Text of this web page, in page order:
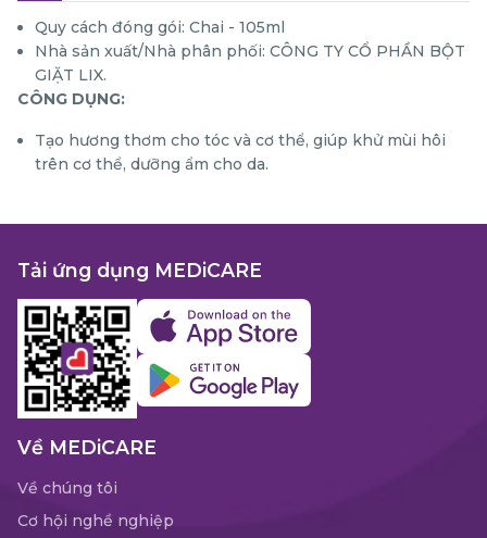
Quy cách đóng gói: Chai - 105ml
Nhà sản xuất/Nhà phân phối: CÔNG TY CỔ PHẦN BỘT
GIẶT LIX.
CÔNG DỤNG:
Tạo hương thơm cho tóc và cơ thể, giúp khử mùi hôi
trên cơ thể, dưỡng ẩm cho da.
Tải ứng dụng MEDiCARE
Về MEDiCARE
Về chúng tôi
Cơ hội nghề nghiệp